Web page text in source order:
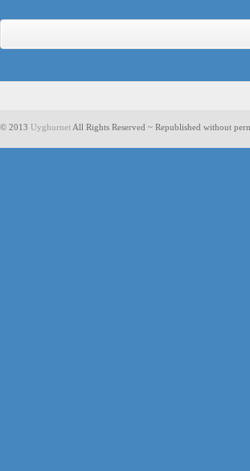
© 2013 Uyghurnet All Rights Reserved ~ Republished without